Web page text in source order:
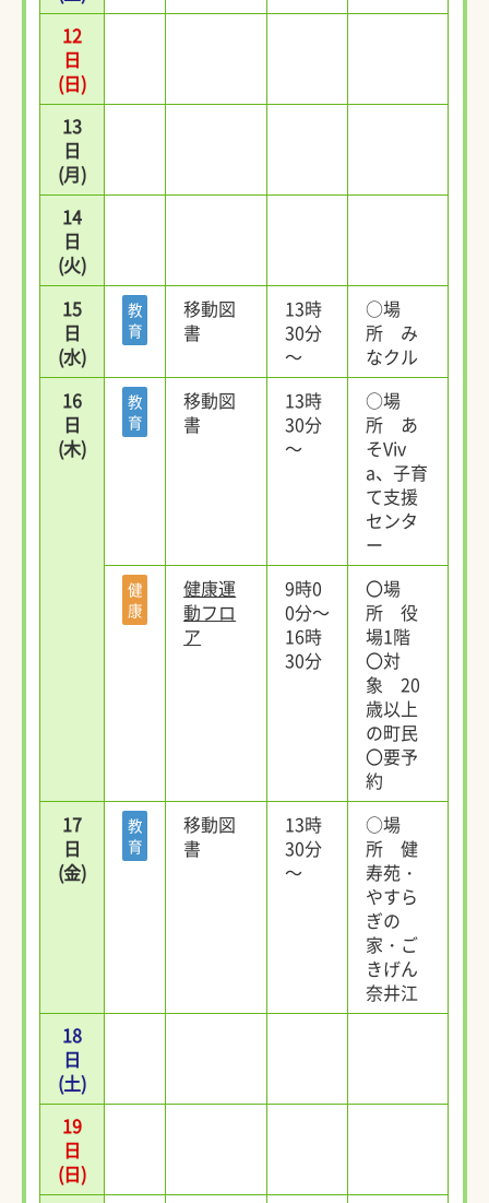
12
日
(日)
13
日
(月)
14
日
(火)
15
日
(水)
教
育
移動図
書
13時
30分
～
○場
所 み
なクル
16
日
(木)
教
育
移動図
書
13時
30分
～
○場
所 あ
そViv
a、子育
て支援
センタ
ー
健
康
健康運
動フロ
ア
9時0
0分～
16時
30分
〇場
所 役
場1階
〇対
象 20
歳以上
の町民
〇要予
約
17
日
(金)
教
育
移動図
書
13時
30分
～
○場
所 健
寿苑・
やすら
ぎの
家・ご
きげん
奈井江
18
日
(土)
19
日
(日)